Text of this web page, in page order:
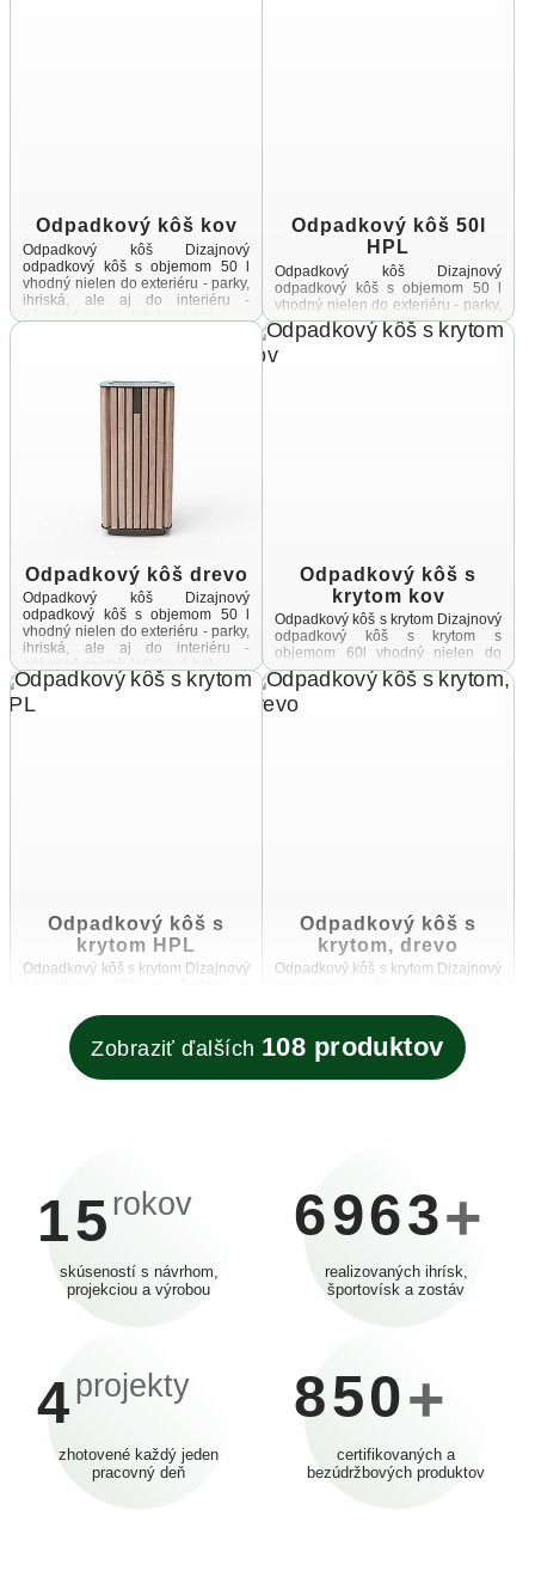
Odpadkový kôš kov
Odpadkový kôš Dizajnový
odpadkový kôš s objemom 50 l
vhodný nielen do exteriéru - parky,
ihriská, ale aj do interiéru -
nákupné centrá, letiskové haly ...
Odpadkový kôš 50l
HPL
Odpadkový kôš Dizajnový
odpadkový kôš s objemom 50 l
vhodný nielen do exteriéru - parky,
ihriská, ale aj do interiéru -
nákupné centrá, letiskové haly ...
Odpadkový kôš drevo
Odpadkový kôš Dizajnový
odpadkový kôš s objemom 50 l
vhodný nielen do exteriéru - parky,
ihriská, ale aj do interiéru -
nákupné centrá, letiskové haly ...
Odpadkový kôš s
krytom kov
Odpadkový kôš s krytom Dizajnový
odpadkový kôš s krytom s
objemom 60l vhodný nielen do
exteriéru - parky, ihriská, ale aj do
interiéru - nákupné ...
Odpadkový kôš s
krytom HPL
Odpadkový kôš s krytom Dizajnový
exteriéru - parky, ihriská, ale aj do
interiéru - nákupné ...
Odpadkový kôš s
krytom, drevo
Odpadkový kôš s krytom Dizajnový
exteriéru - parky, ihriská, ale aj do
interiéru - nákupné ...
Zobraziť ďalších 108 produktov
15 rokov
skúseností s návrhom,
projekciou a výrobou
6963+
realizovaných ihrísk,
športovísk a zostáv
4 projekty
zhotovené každý jeden
pracovný deň
850+
certifikovaných a
bezúdržbových produktov